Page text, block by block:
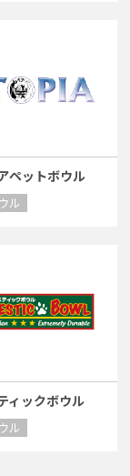
ペットボウル
ル
ィックボウル
ル